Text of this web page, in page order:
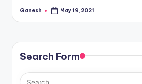
Posted
Ganesh May 19, 2021
Search Form